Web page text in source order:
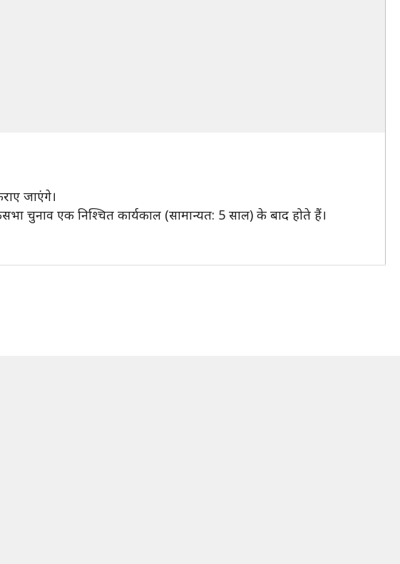
जाएंगे।
चुनाव एक निश्चित कार्यकाल (सामान्यत: 5 साल) के बाद होते हैं।